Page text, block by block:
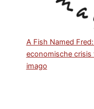
A Fish Named
economische
imago